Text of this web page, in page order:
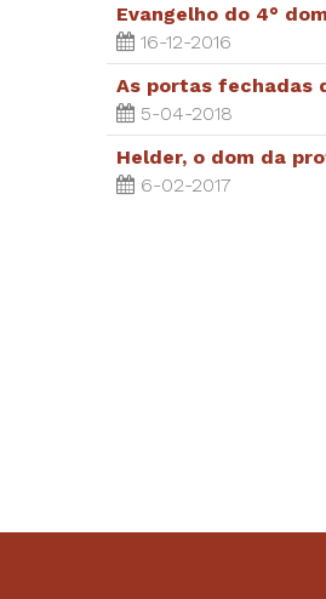
Evangelho do 4°
16-12-2016
As portas fechadas
5-04-2018
Helder, o dom da
6-02-2017